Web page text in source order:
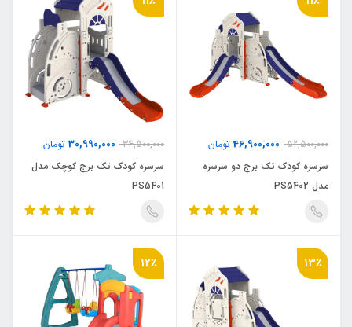
52,500,000
46,900,000تومان
سرسره کودک تک برج دو سرسره
مدل PS5402
34,500,000
30,990,000 تومان
سرسره کودک تک برج کوچک مدل
PS5401
13٪ 12٪